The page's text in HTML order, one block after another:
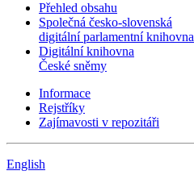
Přehled obsahu
Společná česko-slovenská
digitální parlamentní knihovna
Digitální knihovna
České sněmy
Informace
Rejstříky
Zajímavosti v repozitáři
English